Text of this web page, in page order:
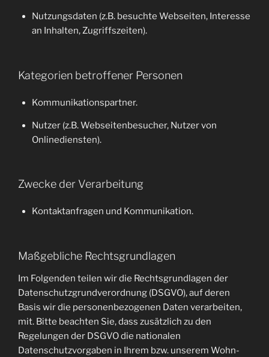
Nutzungsdaten (z.B. besuchte Webseiten, Interesse
an Inhalten, Zugriffszeiten).
Kategorien betroffener Personen
Kommunikationspartner.
Nutzer (z.B. Webseitenbesucher, Nutzer von
Onlinediensten).
Zwecke der Verarbeitung
Kontaktanfragen und Kommunikation.
Maßgebliche Rechtsgrundlagen
Im Folgenden teilen wir die Rechtsgrundlagen der
Datenschutzgrundverordnung (DSGVO), auf deren
Basis wir die personenbezogenen Daten verarbeiten,
mit. Bitte beachten Sie, dass zusätzlich zu den
Regelungen der DSGVO die nationalen
Datenschutzvorgaben in Ihrem bzw. unserem Wohn-